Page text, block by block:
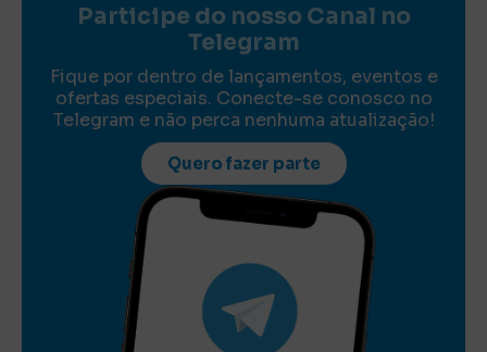
Participe do nosso Canal no
Telegram
Fique por dentro de lançamentos, eventos e
ofertas especiais. Conecte-se conosco no
Telegram e não perca nenhuma atualização!
Quero fazer parte